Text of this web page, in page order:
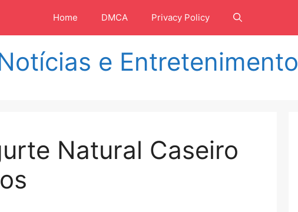
Home DMCA Privacy Policy
e Entretenimento
Natural Caseiro